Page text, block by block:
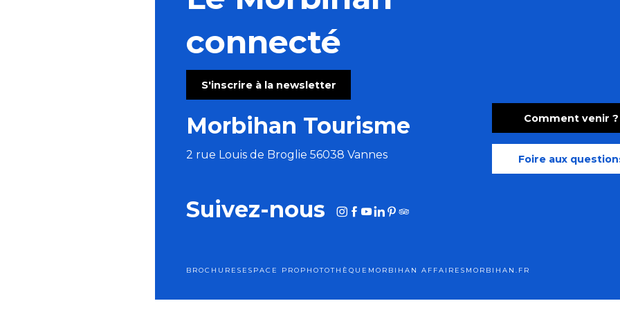
Visite guidée de l'Abbaye de Timadeuc
Concert musique baroque : rossignol en amour
Les Ateliers bois de l'été (5 à 7 ans)
Morgan of Glencoe, chant & harpe celtique.
connecté
S'inscrire à la newsletter
Morbihan Tourisme
2 rue Louis de Broglie 56038 Vannes
Comment venir ?
Foire aux
Suivez-nous
BROCHURES ESPACE PRO PHOTOTHÈQUE MORBIHAN AFFAIRES MORBIHAN.FR